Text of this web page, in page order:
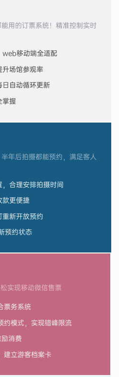
用的订票系统！精准控制实时
web移动端全适配
升场馆参观率
日自动循环更新
掌握
年后拍摄都能预约，满足客人
合理安排拍摄时间
款更便捷
重新开放预约
预约状态
实现移动微信售票
票务系统
约模式，实现错峰限流
消费
建立游客档案卡